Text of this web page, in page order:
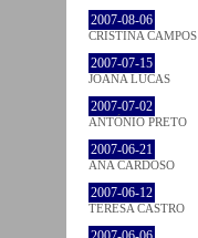
2007-08-06
CRISTINA CAMPOS
2007-07-15
JOANA LUCAS
2007-07-02
ANTÓNIO PRETO
2007-06-21
ANA CARDOSO
2007-06-12
TERESA CASTRO